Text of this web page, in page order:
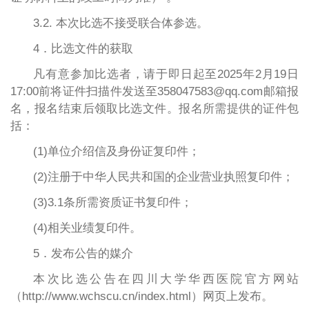
3.2. 本次比选不接受联合体参选。
4．比选文件的获取
凡有意参加比选者，请于即日起至2025年2月19日
17:00前将证件扫描件发送至358047583@qq.com邮箱报
名，报名结束后领取比选文件。报名所需提供的证件包
括：
(1)单位介绍信及身份证复印件；
(2)注册于中华人民共和国的企业营业执照复印件；
(3)3.1条所需资质证书复印件；
(4)相关业绩复印件。
5．发布公告的媒介
本次比选公告在四川大学华西医院官方网站
（http://www.wchscu.cn/index.html）网页上发布。